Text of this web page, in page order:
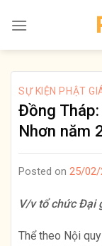
SỰ KIỆN PHẬT
Đồng
Nhơn năm
Posted on 25/02/
V/v tổ chức Đại
Thể theo Nội